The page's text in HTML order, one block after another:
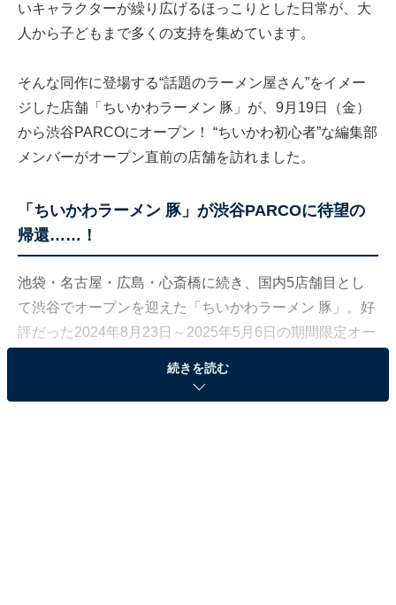
いキャラクターが繰り広げるほっこりとした日常が、大
人から子どもまで多くの支持を集めています。
そんな同作に登場する“話題のラーメン屋さん”をイメー
ジした店舗「ちいかわラーメン 豚」が、9月19日（金）
から渋谷PARCOにオープン！ “ちいかわ初心者”な編集部
メンバーがオープン直前の店舗を訪れました。
「ちいかわラーメン 豚」が渋谷PARCOに待望の
帰還……！
池袋・名古屋・広島・心斎橋に続き、国内5店舗目とし
て渋谷でオープンを迎えた「ちいかわラーメン 豚」。好
評だった2024年8月23日～2025年5月6日の期間限定オー
JR渋谷駅からセンター街などの中心地を歩くこと約5
続きを読む